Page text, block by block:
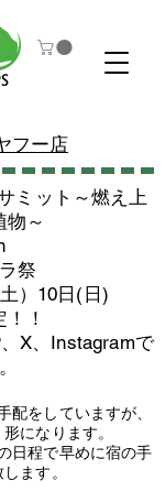
フー店
ミット～燃え上
物～
祭
）10日(日)
！
X、Instagramで
配をしていますが、
になります。
日程で早めに宿の手
ます。